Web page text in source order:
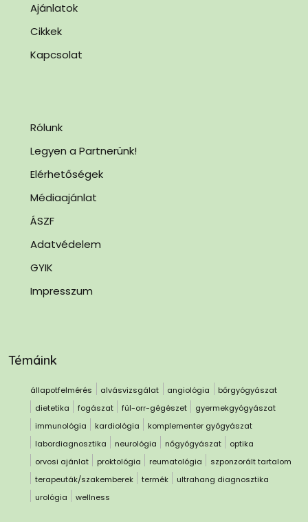
Ajánlatok
Cikkek
Kapcsolat
Rólunk
Legyen a Partnerünk!
Elérhetőségek
Médiaajánlat
ÁSZF
Adatvédelem
GYIK
Impresszum
Témáink
állapotfelmérés alvásvizsgálat angiológia
bőrgyógyászat
dietetika
fogászat fül-orr-gégészet
gyermekgyógyászat
immunológia
kardiológia
komplementer gyógyászat
labordiagnosztika
neurológia nőgyógyászat
optika
orvosi ajánlat
proktológia reumatológia
szponzorált tartalom
terapeuták/szakemberek
termék
ultrahang diagnosztika
urológia
wellness